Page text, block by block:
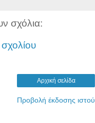
σχόλια:
Αρχική σελίδα
Προβολή έκδοσης ιστού